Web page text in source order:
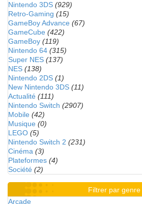
Nintendo 3DS (929)
Retro-Gaming (15)
GameBoy Advance (67)
GameCube (422)
GameBoy (119)
Nintendo 64 (315)
Super NES (137)
NES (138)
Nintendo 2DS (1)
New Nintendo 3DS (11)
Actualité (111)
Nintendo Switch (2907)
Mobile (42)
Musique (0)
LEGO (5)
Nintendo Switch 2 (231)
Cinéma (3)
Plateformes (4)
Société (2)
Filtrer par genre
Arcade